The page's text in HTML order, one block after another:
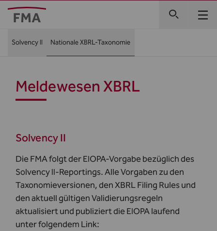
Solvency II Nationale XBRL-Taxonomie
Meldewesen XBRL
Solvency II
Die FMA folgt der EIOPA-Vorgabe bezüglich des
Solvency II-Reportings. Alle Vorgaben zu den
Taxonomieversionen, den XBRL Filing Rules und
den aktuell gültigen Validierungsregeln
aktualisiert und publiziert die EIOPA laufend
unter folgendem Link: